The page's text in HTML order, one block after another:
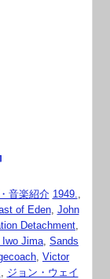
音楽紹介 1949.
of Eden, John
Detachment
Iwo Jima Sands
Victor
ジョン・ウェイ